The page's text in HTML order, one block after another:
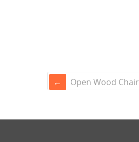
Open Wood Chair